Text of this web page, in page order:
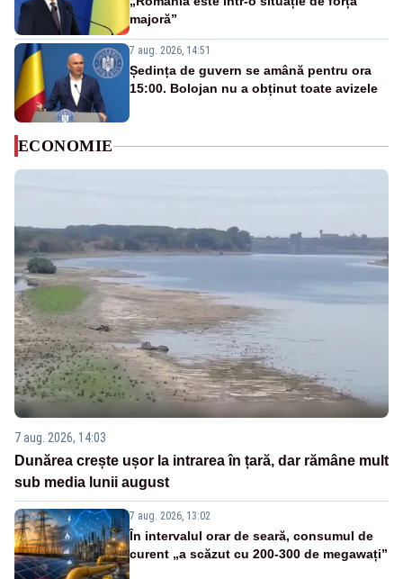
majoră”
7 aug. 2026, 14:51
Ședința de guvern se amână pentru ora
15:00. Bolojan nu a obținut toate avizele
ECONOMIE
7 aug. 2026, 14:03
Dunărea crește ușor la intrarea în țară, dar rămâne mult
sub media lunii august
7 aug. 2026, 13:02
În intervalul orar de seară, consumul de
curent „a scăzut cu 200-300 de megawați”